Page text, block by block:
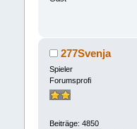
277Svenja
Spieler
Forumsprofi
Beiträge: 4850